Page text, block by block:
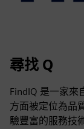
尋找 Q
FindIQ 是一家來
方面被定位為品
驗豐富的服務技